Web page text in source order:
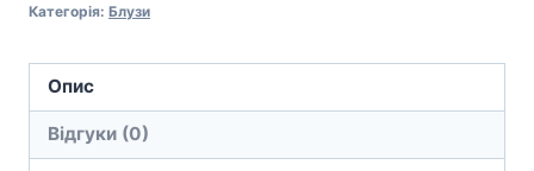
Категорія: Блузи
Опис
Відгуки (0)